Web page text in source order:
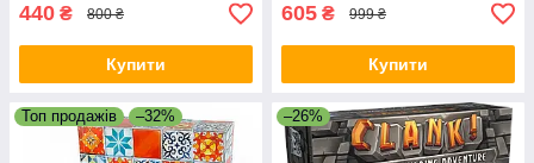
440 ₴ 800 ₴
Купити
605 ₴ 999 ₴
Купити
Топ продажів –32% –26%